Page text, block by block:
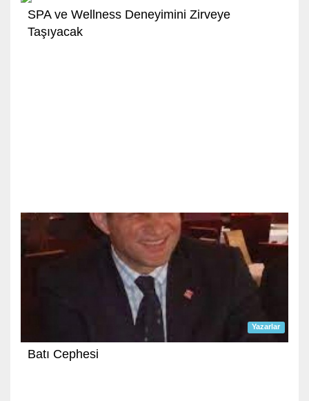
SPA ve Wellness Deneyimini Zirveye
Taşıyacak
Yazarlar
Batı Cephesi